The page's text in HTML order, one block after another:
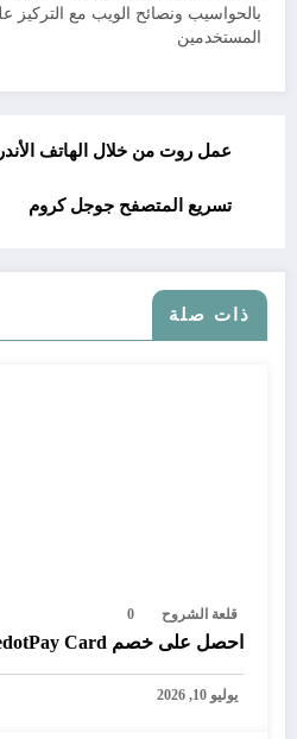
بالحواسيب ونصائح الويب مع
المستخدمين
عمل روت من خلال الهاتف
تسريع المتصفح جوجل كروم
ذات صلة
قلعة الشروح 0
احصل على خصم RedotPay Card كوبونات حصرية
يوليو 10, 2026